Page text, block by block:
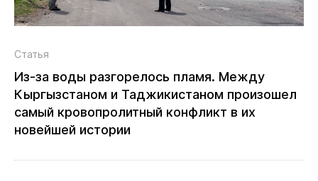
Статья
Из‑за воды разгорелось пламя. Между
Кыргызстаном и Таджикистаном произошел
самый кровопролитный конфликт в их
новейшей истории